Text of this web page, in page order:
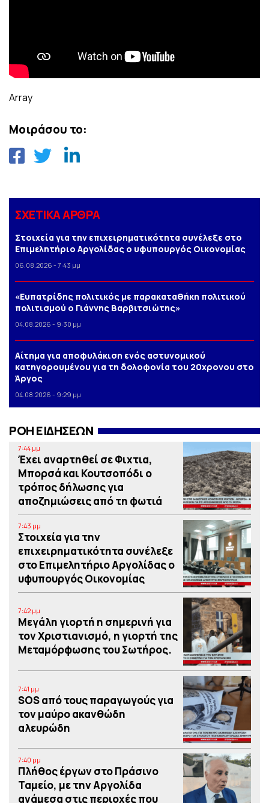
Array
Μοιράσου το:
ΣΧΕΤΙΚΑ ΑΡΘΡΑ
Στοιχεία για την επιχειρηματικότητα συνέλεξε στο
Επιμελητήριο Αργολίδας ο υφυπουργός Οικονομίας
06.08.2026 - 7:43 μμ
«Ευπατρίδης πολιτικός με παρακαταθήκη πολιτικού
πολιτισμού ο Γιάννης Βαρβιτσιώτης»
04.08.2026 - 9:30 μμ
Αίτημα για αποφυλάκιση ενός αστυνομικού
κατηγορουμένου για τη δολοφονία του 20χρονου στο
Άργος
04.08.2026 - 9:29 μμ
ΡΟΗ ΕΙΔΗΣΕΩΝ
7:44 μμ
Έχει αναρτηθεί σε Φιχτια,
Μπορσά και Κουτσοπόδι ο
τρόπος δήλωσης για
αποζημιώσεις από τη φωτιά
7:43 μμ
Στοιχεία για την
επιχειρηματικότητα συνέλεξε
στο Επιμελητήριο Αργολίδας ο
υφυπουργός Οικονομίας
7:42 μμ
Μεγάλη γιορτή η σημερινή για
τον Χριστιανισμό, η γιορτή της
Μεταμόρφωσης του Σωτήρος.
7:41 μμ
SOS από τους παραγωγούς για
τον μαύρο ακανθώδη
αλευρώδη
7:40 μμ
Πλήθος έργων στο Πράσινο
Ταμείο, με την Αργολίδα
ανάμεσα στις περιοχές που